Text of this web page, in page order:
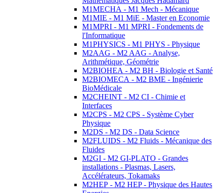
M1MECHA - M1 Mech - Mécanique
M1MIE - M1 MiE - Master en Economie
M1MPRI - M1 MPRI - Fondements de
l'Informatique
M1PHYSICS - M1 PHYS - Physique
M2AAG - M2 AAG - Analyse,
Arithmétique, Géométrie
M2BIOHEA - M2 BH - Biologie et Santé
M2BIOMECA - M2 BME - Ingénierie
BioMédicale
M2CHEINT - M2 CI - Chimie et
Interfaces
M2CPS - M2 CPS - Système Cyber
Physique
M2DS - M2 DS - Data Science
M2FLUIDS - M2 Fluids - Mécanique des
Fluides
M2GI - M2 GI-PLATO - Grandes
installations - Plasmas, Lasers,
Accélérateurs, Tokamaks
M2HEP - M2 HEP - Physique des Hautes